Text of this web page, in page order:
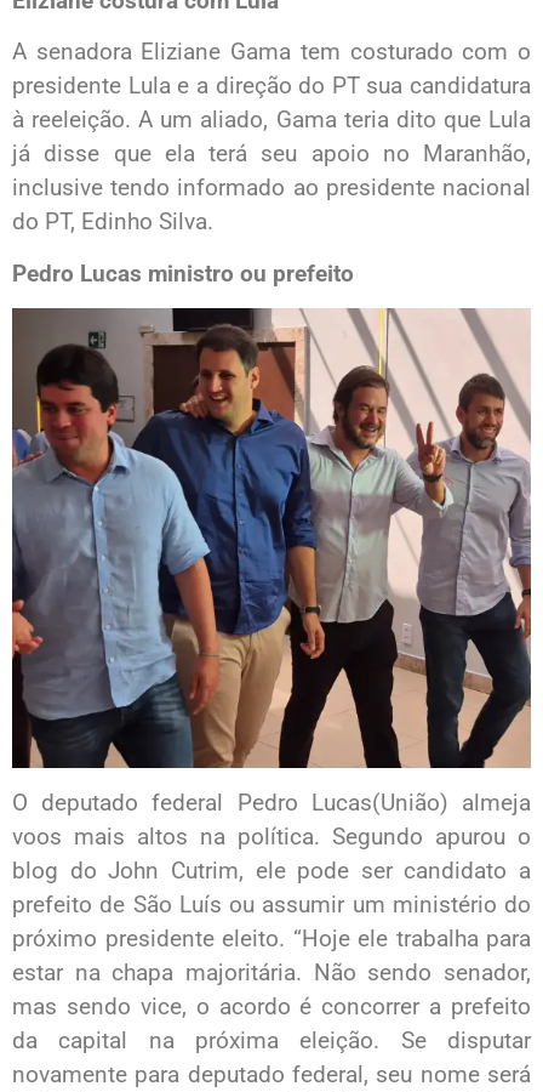
A senadora Eliziane Gama tem costurado com o
presidente Lula e a direção do PT sua candidatura
à reeleição. A um aliado, Gama teria dito que Lula
já disse que ela terá seu apoio no Maranhão,
inclusive tendo informado ao presidente nacional
do PT, Edinho Silva.
Pedro Lucas ministro ou prefeito
O deputado federal Pedro Lucas(União) almeja
voos mais altos na política. Segundo apurou o
blog do John Cutrim, ele pode ser candidato a
prefeito de São Luís ou assumir um ministério do
próximo presidente eleito. “Hoje ele trabalha para
estar na chapa majoritária. Não sendo senador,
mas sendo vice, o acordo é concorrer a prefeito
da capital na próxima eleição. Se disputar
novamente para deputado federal, seu nome será